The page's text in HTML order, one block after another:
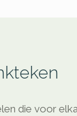
die voor